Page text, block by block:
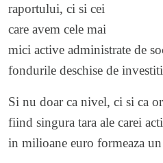
raportului, ci si cei
care avem cele mai
mici active administrate de
fondurile deschise de
Si nu doar ca nivel, ci si ca
fiind singura tara ale carei
in milioane euro formeaza